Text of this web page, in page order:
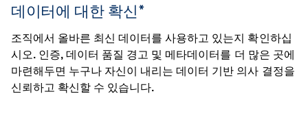
데이터에 대한 확신*
조직에서 올바른 최신 데이터를 사용하고 있는지 확인하십
시오. 인증, 데이터 품질 경고 및 메타데이터를 더 많은 곳에
마련해두면 누구나 자신이 내리는 데이터 기반 의사 결정을
신뢰하고 확신할 수 있습니다.